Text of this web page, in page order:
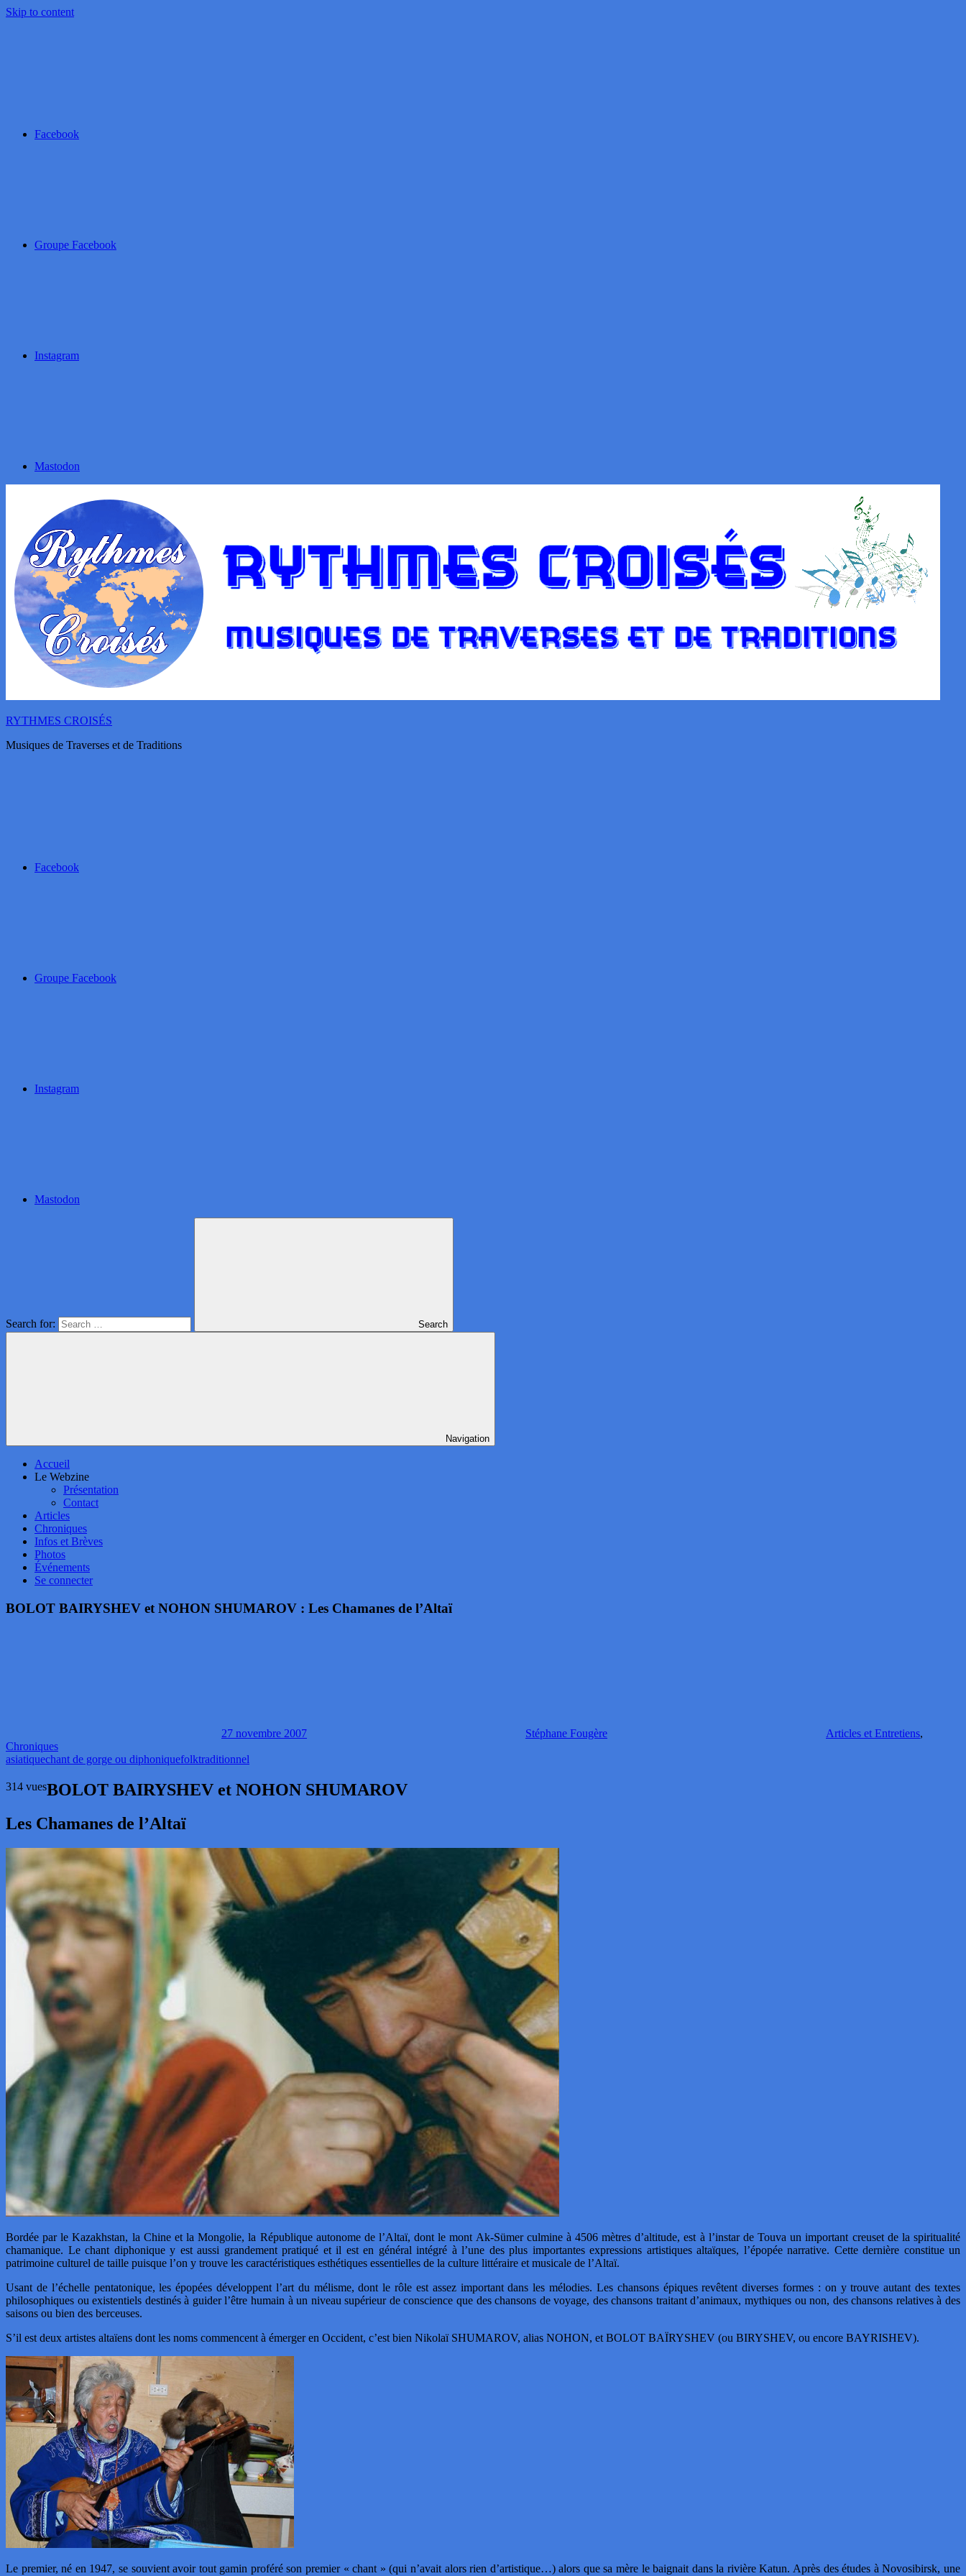
Skip to content
Facebook
Groupe Facebook
Instagram
Mastodon
RYTHMES CROISÉS
Musiques de Traverses et de Traditions
Facebook
Groupe Facebook
Instagram
Mastodon
Search for: Search
Navigation
Accueil
Le Webzine
Présentation
Contact
Articles
Chroniques
Infos et Brèves
Photos
Événements
Se connecter
BOLOT BAIRYSHEV et NOHON SHUMAROV : Les Chamanes de l’Altaï
27 novembre 2007 Stéphane Fougère Articles et Entretiens,
Chroniques
asiatiquechant de gorge ou diphoniquefolktraditionnel
314 vuesBOLOT BAIRYSHEV et NOHON SHUMAROV
Les Chamanes de l’Altaï
Bordée par le Kazakhstan, la Chine et la Mongolie, la République autonome de l’Altaï, dont le mont Ak-Sümer culmine à 4506 mètres d’altitude, est à l’instar de Touva un important creuset de la spiritualité
chamanique. Le chant diphonique y est aussi grandement pratiqué et il est en général intégré à l’une des plus importantes expressions artistiques altaïques, l’épopée narrative. Cette dernière constitue un
patrimoine culturel de taille puisque l’on y trouve les caractéristiques esthétiques essentielles de la culture littéraire et musicale de l’Altaï.
Usant de l’échelle pentatonique, les épopées développent l’art du mélisme, dont le rôle est assez important dans les mélodies. Les chansons épiques revêtent diverses formes : on y trouve autant des textes
philosophiques ou existentiels destinés à guider l’être humain à un niveau supérieur de conscience que des chansons de voyage, des chansons traitant d’animaux, mythiques ou non, des chansons relatives à des
saisons ou bien des berceuses.
S’il est deux artistes altaïens dont les noms commencent à émerger en Occident, c’est bien Nikolaï SHUMAROV, alias NOHON, et BOLOT BAÏRYSHEV (ou BIRYSHEV, ou encore BAYRISHEV).
Le premier, né en 1947, se souvient avoir tout gamin proféré son premier « chant » (qui n’avait alors rien d’artistique…) alors que sa mère le baignait dans la rivière Katun. Après des études à Novosibirsk, une